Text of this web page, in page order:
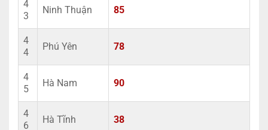
4
3
Ninh Thuận 85
4
4
Phú Yên 78
4
5
Hà Nam 90
4
6
Hà Tĩnh 38